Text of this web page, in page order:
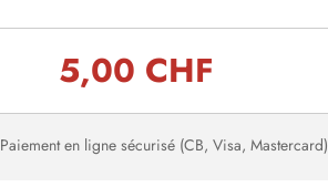
5,00 CHF
Paiement en ligne sécurisé (CB, Visa, Mastercard)